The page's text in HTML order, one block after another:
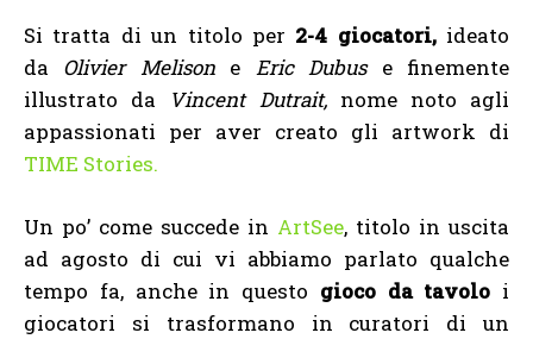
Si tratta di un titolo per 2-4 giocatori,ideato
da Olivier Melisone Eric Dubus e finemente
illustrato da
Vincent Dutrait, nome noto agli
appassionati per aver creato gli artwork di
TIME Stories.
Un po’ come succede in ArtSee, titolo in uscita
ad agosto di cui vi abbiamo parlato qualche
tempo fa, anche in questo gioco da tavolo i
giocatori si trasformano in curatori di un